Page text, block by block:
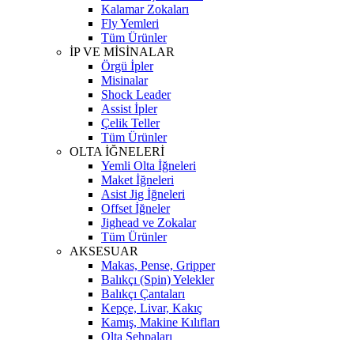
Kalamar Zokaları
Fly Yemleri
Tüm Ürünler
İP VE MİSİNALAR
Örgü İpler
Misinalar
Shock Leader
Assist İpler
Çelik Teller
Tüm Ürünler
OLTA İĞNELERİ
Yemli Olta İğneleri
Maket İğneleri
Asist Jig İğneleri
Offset İğneler
Jighead ve Zokalar
Tüm Ürünler
AKSESUAR
Makas, Pense, Gripper
Balıkçı (Spin) Yelekler
Balıkçı Çantaları
Kepçe, Livar, Kakıç
Kamış, Makine Kılıfları
Olta Sehpaları